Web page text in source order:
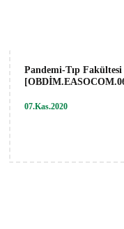
Pandemi-Tıp Fakültesi
07.Kas.2020